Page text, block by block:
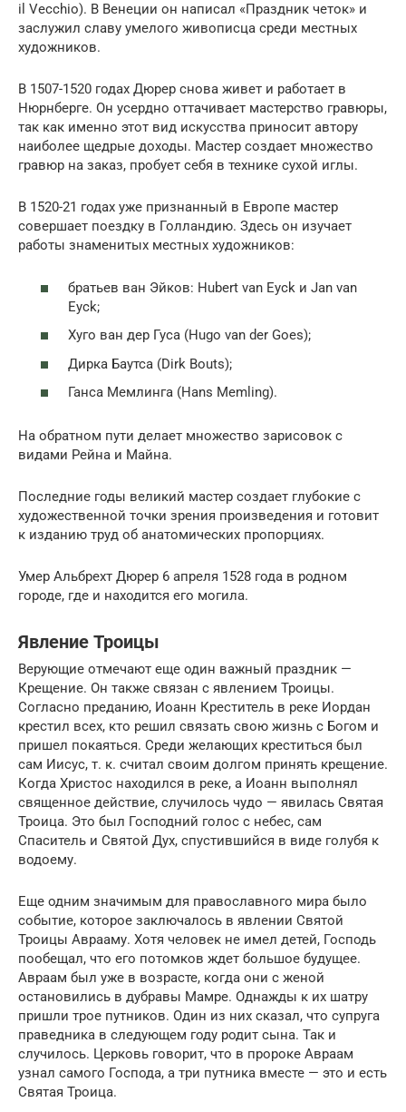
il Vecchio). В Венеции он написал «Праздник четок» и
заслужил славу умелого живописца среди местных
художников.
В 1507-1520 годах Дюрер снова живет и работает в
Нюрнберге. Он усердно оттачивает мастерство гравюры,
так как именно этот вид искусства приносит автору
наиболее щедрые доходы. Мастер создает множество
гравюр на заказ, пробует себя в технике сухой иглы.
В 1520-21 годах уже признанный в Европе мастер
совершает поездку в Голландию. Здесь он изучает
работы знаменитых местных художников:
братьев ван Эйков: Hubert van Eyck и Jan van
Eyck;
Хуго ван дер Гуса (Hugo van der Goes);
Дирка Баутса (Dirk Bouts);
Ганса Мемлинга (Hans Memling).
На обратном пути делает множество зарисовок с
видами Рейна и Майна.
Последние годы великий мастер создает глубокие с
художественной точки зрения произведения и готовит
к изданию труд об анатомических пропорциях.
Умер Альбрехт Дюрер 6 апреля 1528 года в родном
городе, где и находится его могила.
Явление Троицы
Верующие отмечают еще один важный праздник —
Крещение. Он также связан с явлением Троицы.
Согласно преданию, Иоанн Креститель в реке Иордан
крестил всех, кто решил связать свою жизнь с Богом и
пришел покаяться. Среди желающих креститься был
сам Иисус, т. к. считал своим долгом принять крещение.
Когда Христос находился в реке, а Иоанн выполнял
священное действие, случилось чудо — явилась Святая
Троица. Это был Господний голос с небес, сам
Спаситель и Святой Дух, спустившийся в виде голубя к
водоему.
Еще одним значимым для православного мира было
событие, которое заключалось в явлении Святой
Троицы Аврааму. Хотя человек не имел детей, Господь
пообещал, что его потомков ждет большое будущее.
Авраам был уже в возрасте, когда они с женой
остановились в дубравы Мамре. Однажды к их шатру
пришли трое путников. Один из них сказал, что супруга
праведника в следующем году родит сына. Так и
случилось. Церковь говорит, что в пророке Авраам
узнал самого Господа, а три путника вместе — это и есть
Святая Троица.